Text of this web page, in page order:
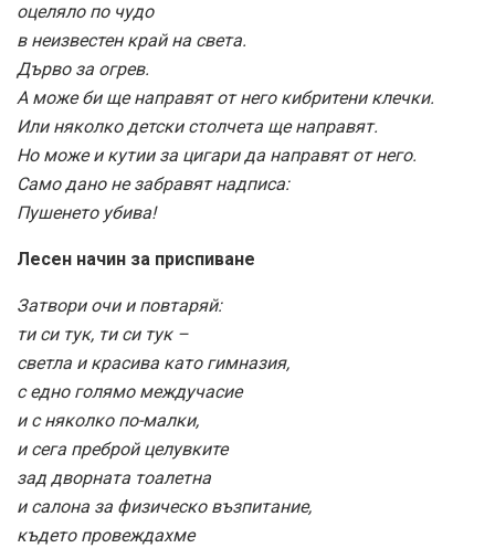
оцеляло по чудо
в неизвестен край на света.
Дърво за огрев.
А може би ще направят от него кибритени клечки.
Или няколко детски столчета ще направят.
Но може и кутии за цигари да направят от него.
Само дано не забравят надписа:
Пушенето убива!
Лесен начин за приспиване
Затвори очи и повтаряй:
ти си тук, ти си тук –
светла и красива като гимназия,
с едно голямо междучасие
и с няколко по-малки,
и сега преброй целувките
зад дворната тоалетна
и салона за физическо възпитание,
където провеждахме